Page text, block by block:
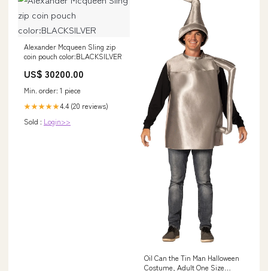
Alexander Mcqueen Sling zip
coin pouch color:BLACKSILVER
US$ 30200.00
Min. order: 1 piece
★★★★★4.4 (20 reviews)
Sold : Login>>
Oil Can the Tin Man Halloween
Costume, Adult One Size